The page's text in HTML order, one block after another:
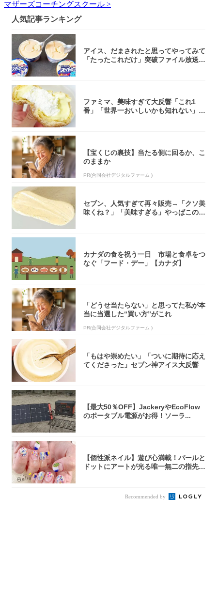
マザーズコーチングスクール >
人気記事ランキング
アイス、だまされたと思ってやってみて
「たったこれだけ」突破ファイル放送で
ファミマ、美味すぎて大反響「これ1
番」「世界一おいしいかも知れない」
【宝くじの裏技】当たる側に回るか、こ
のままか
PR(合同会社デジタルファーム )
セブン、人気すぎて再々販売→「クソ美
味くね？」「美味すぎる」やっぱこのク
カナダの食を祝う一日 市場と食卓をつ
なぐ「フード・デー」【カナダ】
「どうせ当たらない」と思ってた私が本
当に当選した“買い方”がこれ
PR(合同会社デジタルファーム )
「もはや崇めたい」「ついに期待に応え
てくださった」セブン神アイス大反響
【最大50％OFF】JackeryやEcoFlow
のポータブル電源がお得！ソーラ...
【個性派ネイル】遊び心満載！パールと
ドットにアートが光る唯一無二の指先が
Recommended by